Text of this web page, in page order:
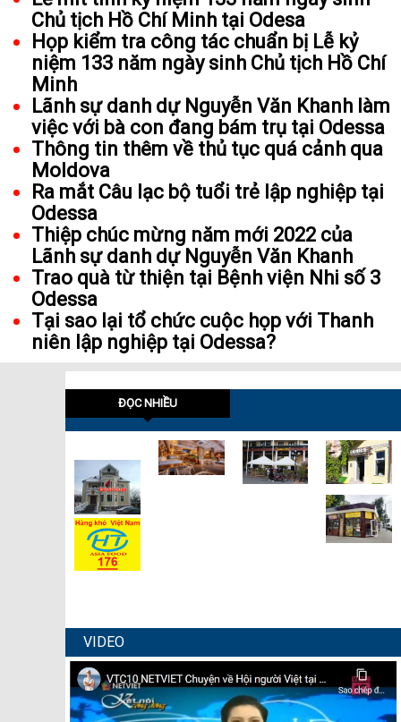
Chủ tịch Hồ Chí Minh tại Odesa
Họp kiểm tra công tác chuẩn bị Lễ kỷ
niệm 133 năm ngày sinh Chủ tịch Hồ Chí
Minh
Lãnh sự danh dự Nguyễn Văn Khanh làm
việc với bà con đang bám trụ tại Odessa
Thông tin thêm về thủ tục quá cảnh qua
Moldova
Ra mắt Câu lạc bộ tuổi trẻ lập nghiệp tại
Odessa
Thiệp chúc mừng năm mới 2022 của
Lãnh sự danh dự Nguyễn Văn Khanh
Trao quà từ thiện tại Bệnh viện Nhi số 3
Odessa
Tại sao lại tổ chức cuộc họp với Thanh
niên lập nghiệp tại Odessa?
ĐỌC NHIỀU
VIDEO